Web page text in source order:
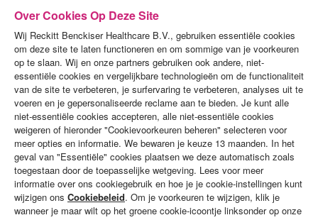
PRODUCTEN
DEMO'S
ALGEMENE VOORWAARDEN
PRIVACYBELEID
COOKIES-BELEID
Over Cookies Op Deze Site
Wij Reckitt Benckiser Healthcare B.V., gebruiken essentiële cookies
om deze site te laten functioneren en om sommige van je voorkeuren
op te slaan. Wij en onze partners gebruiken ook andere, niet-
essentiële cookies en vergelijkbare technologieën om de functionaliteit
van de site te verbeteren, je surfervaring te verbeteren, analyses uit te
voeren en je gepersonaliseerde reclame aan te bieden. Je kunt alle
niet-essentiële cookies accepteren, alle niet-essentiële cookies
weigeren of hieronder "Cookievoorkeuren beheren" selecteren voor
meer opties en informatie. We bewaren je keuze 13 maanden. In het
geval van "Essentiële" cookies plaatsen we deze automatisch zoals
toegestaan door de toepasselijke wetgeving. Lees voor meer
informatie over ons cookiegebruik en hoe je je cookie-instellingen kunt
wijzigen ons Cookiebeleid. Om je voorkeuren te wijzigen, klik je
wanneer je maar wilt op het groene cookie-icoontje linksonder op onze